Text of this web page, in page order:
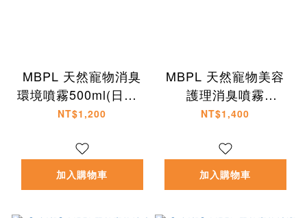
MBPL 天然寵物消臭
環境噴霧500ml(日製)-
犬貓適用
NT$1,200
加入購物車
MBPL 天然寵物美容
護理消臭噴霧
300ml(日製)-犬貓適用
NT$1,400
加入購物車